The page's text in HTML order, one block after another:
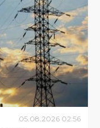
05 08 2026 02:56